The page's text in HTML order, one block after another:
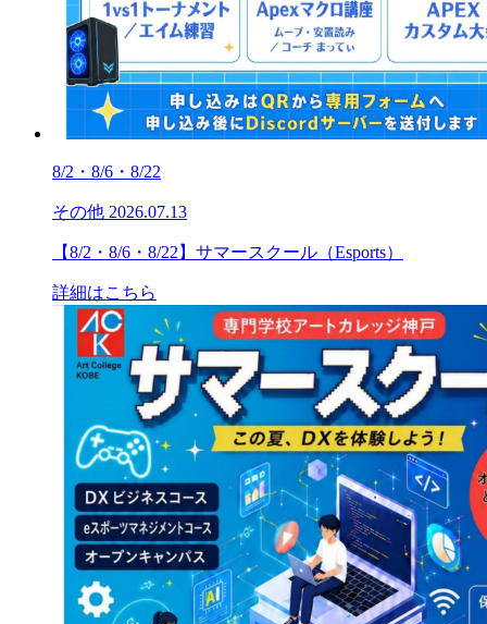
8/2・8/6・8/22
その他 2026.07.13
【8/2・8/6・8/22】サマースクール（Esports）
詳細はこちら